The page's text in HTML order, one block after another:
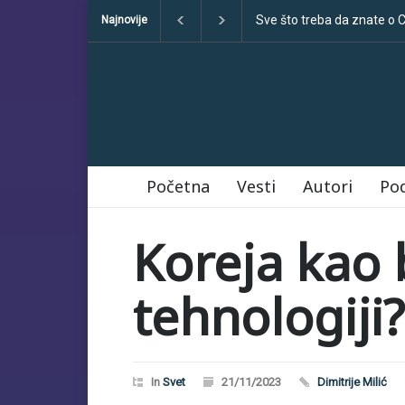
Najnovije Klimatske dezinformacije
Početna Vesti Autori
Koreja
tehnologiji?
In Svet 21/11/2023 Dimitrije Milić